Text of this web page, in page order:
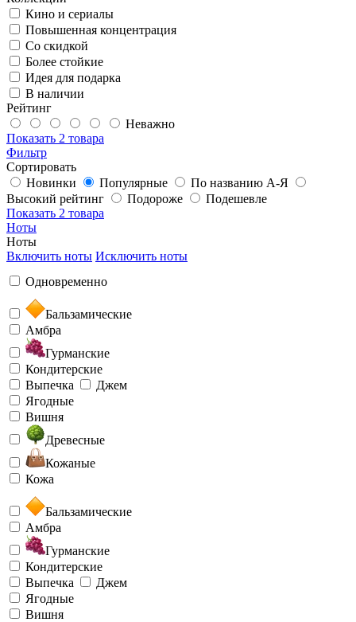
Кино и сериалы
Повышенная концентрация
Со скидкой
Более стойкие
Идея для подарка
В наличии
Рейтинг
Неважно
Показать 2 товара
Фильтр
Сортировать
Новинки
Популярные
По названию А-Я
Высокий рейтинг
Подороже
Подешевле
Показать 2 товара
Ноты
Ноты
Включить ноты Исключить ноты
Одновременно
Бальзамические
Амбра
Гурманские
Кондитерские
Выпечка
Джем
Ягодные
Вишня
Древесные
Кожаные
Кожа
Бальзамические
Амбра
Гурманские
Кондитерские
Выпечка
Джем
Ягодные
Вишня